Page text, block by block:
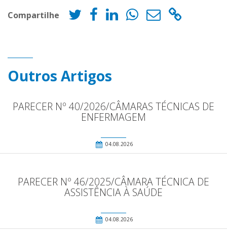
Compartilhe
Outros Artigos
PARECER Nº 40/2026/CÂMARAS TÉCNICAS DE
ENFERMAGEM
04.08.2026
PARECER Nº 46/2025/CÂMARA TÉCNICA DE
ASSISTÊNCIA À SAÚDE
04.08.2026